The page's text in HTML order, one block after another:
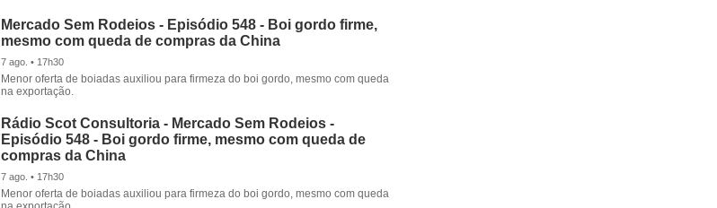
Mercado Sem Rodeios - Episódio 548 - Boi gordo firme,
mesmo com queda de compras da China
7 ago. • 17h30
Menor oferta de boiadas auxiliou para firmeza do boi gordo, mesmo com queda
na exportação.
Rádio Scot Consultoria - Mercado Sem Rodeios -
Episódio 548 - Boi gordo firme, mesmo com queda de
compras da China
7 ago. • 17h30
Menor oferta de boiadas auxiliou para firmeza do boi gordo, mesmo com queda